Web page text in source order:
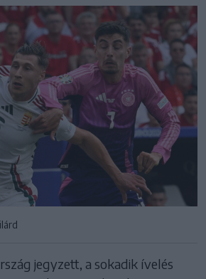
jegyzett, a sokadik ívelés